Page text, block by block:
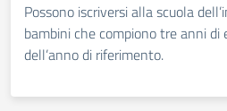
Possono iscriversi alla scuola
bambini che compiono tre anni
dell’anno di riferimento.